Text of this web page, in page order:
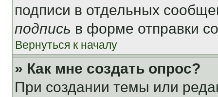
подписи в отдельных
подпись в форме отправки
Вернуться к началу
» Как мне создать опрос?
При создании темы или